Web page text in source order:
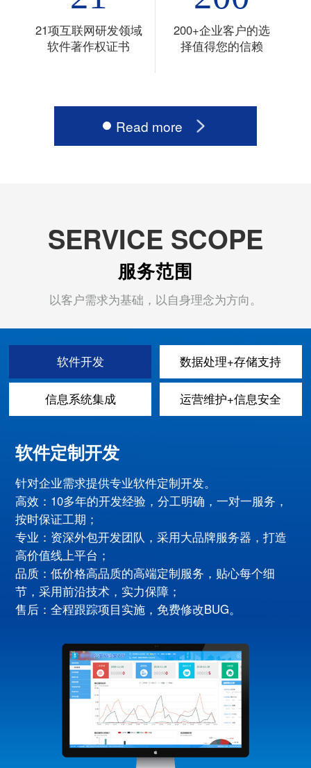
21项互联网研发领域
软件著作权证书
200+企业客户的选
择值得您的信赖
Read more
SERVICE SCOPE
服务范围
以客户需求为基础，以自身理念为方向。
软件开发 数据处理+存储支持
信息系统集成 运营维护+信息安全
软件定制开发
针对企业需求提供专业软件定制开发。
高效：10多年的开发经验，分工明确，一对一服务，
按时保证工期；
专业：资深外包开发团队，采用大品牌服务器，打造
高价值线上平台；
品质：低价格高品质的高端定制服务，贴心每个细
节，采用前沿技术，实力保障；
售后：全程跟踪项目实施，免费修改BUG。